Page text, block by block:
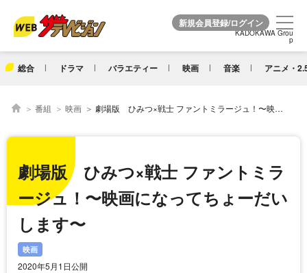
KADOKAWA Grou
p
総合 ドラマ バラエティー 映画 音楽 アニメ・
KADOKAWA Grou
p
番組 映画 劇場版 ひみつ×戦士 ファントミラージュ！〜映画になってちょーだいします〜
劇場版 ひみつ×戦士 ファントミラ
ージュ！〜映画になってちょーだい
します〜
映画
2020年5月1日公開